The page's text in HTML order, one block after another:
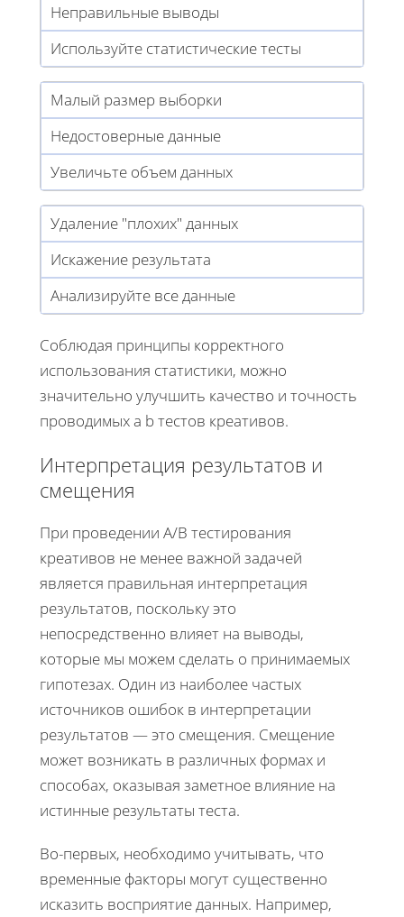
Неправильные выводы
Используйте статистические тесты
Малый размер выборки
Недостоверные данные
Увеличьте объем данных
Удаление "плохих" данных
Искажение результата
Анализируйте все данные
Соблюдая принципы корректного
использования статистики, можно
значительно улучшить качество и точность
проводимых a b тестов креативов.
Интерпретация результатов и
смещения
При проведении A/B тестирования
креативов не менее важной задачей
является правильная интерпретация
результатов, поскольку это
непосредственно влияет на выводы,
которые мы можем сделать о принимаемых
гипотезах. Один из наиболее частых
источников ошибок в интерпретации
результатов — это смещения. Смещение
может возникать в различных формах и
способах, оказывая заметное влияние на
истинные результаты теста.
Во-первых, необходимо учитывать, что
временные факторы могут существенно
исказить восприятие данных. Например,